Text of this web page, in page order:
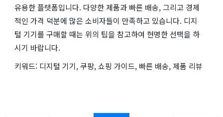
유용한 플랫폼입니다. 다양한 제품과 빠른 배송, 그리고 경제
적인 가격 덕분에 많은 소비자들이 만족하고 있습니다. 디지
털 기기를 구매할 때는 위의 팁을 참고하여 현명한 선택을 하
시기 바랍니다.
키워드: 디지털 기기, 쿠팡, 쇼핑 가이드, 빠른 배송, 제품 리뷰